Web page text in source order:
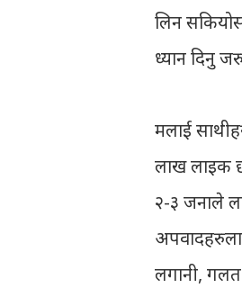
लिन
ध्यान दिनु
मलाई
लाख लाइक
२-३ जनाले
लगानी,